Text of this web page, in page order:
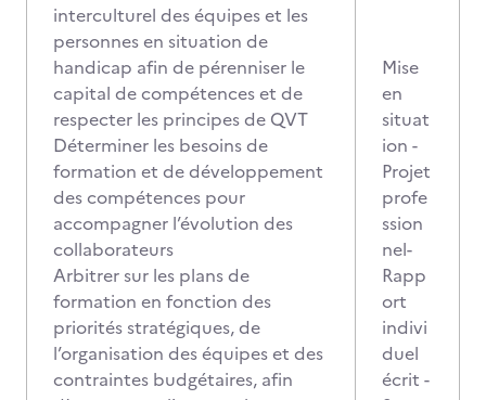
interculturel des équipes et les
personnes en situation de
handicap afin de pérenniser le
capital de compétences et de
respecter les principes de QVT
Déterminer les besoins de
formation et de développement
des compétences pour
accompagner l’évolution des
collaborateurs
Arbitrer sur les plans de
formation en fonction des
priorités stratégiques, de
l’organisation des équipes et des
contraintes budgétaires, afin
Mise
en
situat
ion -
Projet
profe
ssion
nel-
Rapp
ort
indivi
duel
écrit -